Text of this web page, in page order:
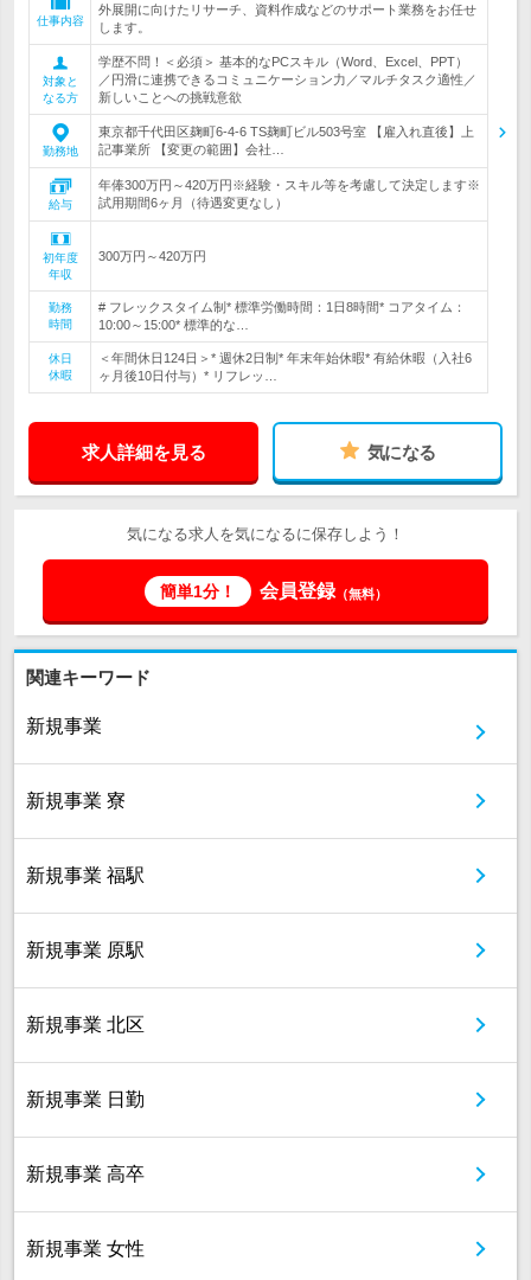
仕事内容
外展開に向けたリサーチ、資料作成などのサポート業務をお任せ
します。
対象と
なる方
学歴不問！＜必須＞ 基本的なPCスキル（Word、Excel、PPT）
／円滑に連携できるコミュニケーション力／マルチタスク適性／
新しいことへの挑戦意欲
勤務地
東京都千代田区麹町6-4-6 TS麹町ビル503号室 【雇入れ直後】上
記事業所 【変更の範囲】会社…
給与
年俸300万円～420万円※経験・スキル等を考慮して決定します※
試用期間6ヶ月（待遇変更なし）
初年度
年収
300万円～420万円
勤務
時間
# フレックスタイム制* 標準労働時間：1日8時間* コアタイム：
10:00～15:00* 標準的な…
休日
休暇
＜年間休日124日＞* 週休2日制* 年末年始休暇* 有給休暇（入社6
ヶ月後10日付与）* リフレッ…
求人詳細を見る 気になる
気になる求人を気になるに保存しよう！
簡単1分！ 会員登録（無料）
関連キーワード
新規事業
新規事業 寮
新規事業 福駅
新規事業 原駅
新規事業 北区
新規事業 日勤
新規事業 高卒
新規事業 女性